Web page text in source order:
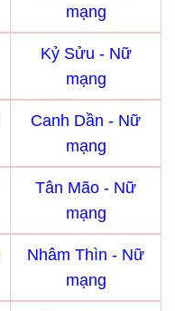
mạng
Kỷ Sửu - Nữ
mạng
Canh Dần - Nữ
mạng
Tân Mão - Nữ
mạng
Nhâm Thìn - Nữ
mạng